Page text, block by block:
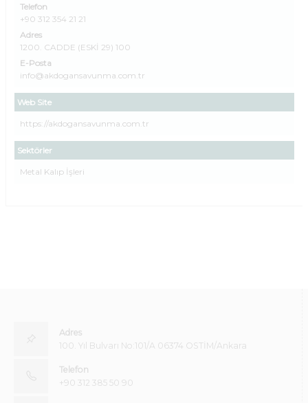
Telefon
+90 312 354 21 21
Adres
1200. CADDE (ESKİ 29) 100
E-Posta
info@akdogansavunma.com.tr
Web Site
https://akdogansavunma.com.tr
Sektörler
Metal Kalıp İşleri
Adres
100. Yıl Bulvarı No:101/A 06374 OSTİM/Ankara
Telefon
+90 312 385 50 90